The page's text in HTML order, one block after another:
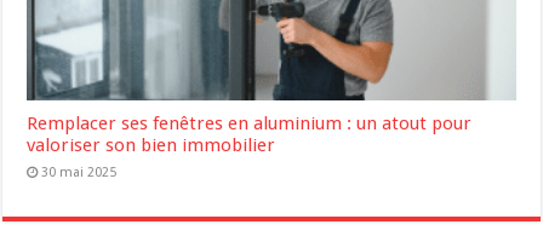
Remplacer ses fenêtres en aluminium : un atout pour
valoriser son bien immobilier
30 mai 2025